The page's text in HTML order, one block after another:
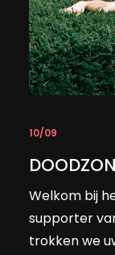
10/09
Welkom bij
supporter
trokken we